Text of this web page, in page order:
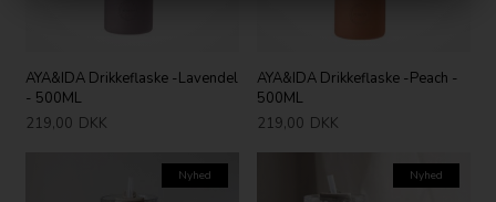
AYA&IDA Drikkeflaske -Lavendel
- 500ML
219,00 DKK
AYA&IDA Drikkeflaske -Peach -
500ML
219,00 DKK
Nyhed Nyhed